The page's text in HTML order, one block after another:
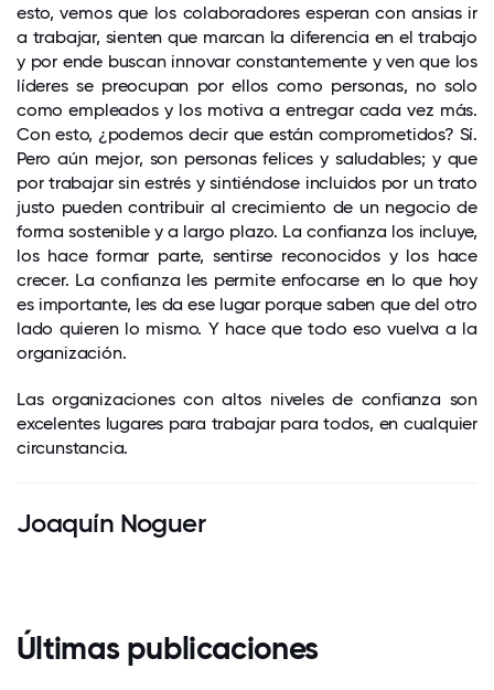
esto, vemos que los colaboradores esperan con ansias ir
a trabajar, sienten que marcan la diferencia en el trabajo
y por ende buscan innovar constantemente y ven que los
líderes se preocupan por ellos como personas, no solo
como empleados y los motiva a entregar cada vez más.
Con esto, ¿podemos decir que están comprometidos? Sí.
Pero aún mejor, son personas felices y saludables; y que
por trabajar sin estrés y sintiéndose incluidos por un trato
justo pueden contribuir al crecimiento de un negocio de
forma sostenible y a largo plazo. La confianza los incluye,
los hace formar parte, sentirse reconocidos y los hace
crecer. La confianza les permite enfocarse en lo que hoy
es importante, les da ese lugar porque saben que del otro
lado quieren lo mismo. Y hace que todo eso vuelva a la
organización.
Las organizaciones con altos niveles de confianza son
excelentes lugares para trabajar para todos, en cualquier
circunstancia.
Joaquín Noguer
Últimas publicaciones